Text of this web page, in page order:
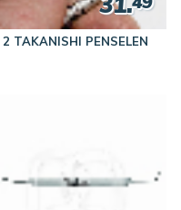
2 TAKANISHI PENSELEN